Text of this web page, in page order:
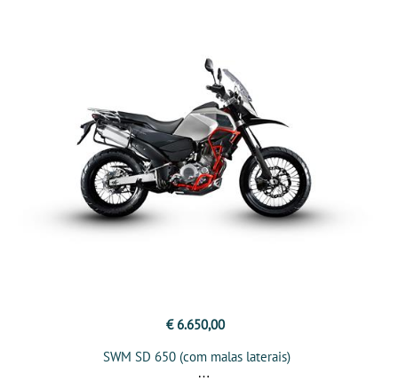
€ 6.650,00
SWM SD 650 (com malas laterais)